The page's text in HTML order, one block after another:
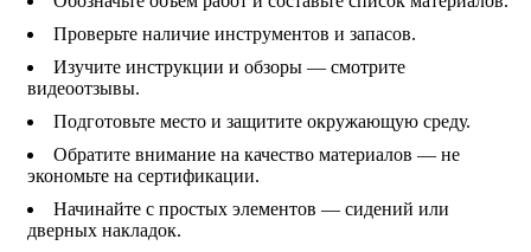
Проверьте наличие инструментов и запасов.
Изучите инструкции и обзоры — смотрите
видеоотзывы.
Подготовьте место и защитите окружающую среду.
Обратите внимание на качество материалов — не
экономьте на сертификации.
Начинайте с простых элементов — сидений или
дверных накладок.